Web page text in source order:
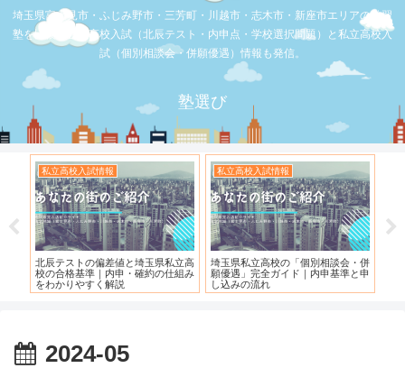
埼玉県富士見市・ふじみ野市・三芳町・川越市・志木市・新座市エリアの学習
塾を比較。公立高校入試（北辰テスト・内申点・学校選択問題）と私立高校入
試（個別相談会・併願優遇）情報も発信。
塾選び
私立高校入試情報
北辰テストの偏差値と埼玉県私立高
校の合格基準｜内申・確約の仕組み
をわかりやすく解説
私立高校入試情報
埼玉県私立高校の「個別相談会・併
願優遇」完全ガイド｜内申基準と申
し込みの流れ
2024-05